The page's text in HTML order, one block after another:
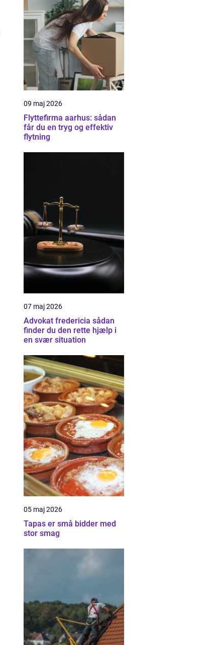
09 maj 2026
Flyttefirma aarhus: sådan
får du en tryg og effektiv
flytning
07 maj 2026
Advokat fredericia sådan
finder du den rette hjælp i
en svær situation
05 maj 2026
Tapas er små bidder med
stor smag